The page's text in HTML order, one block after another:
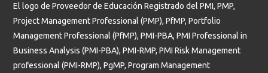
El logo de Proveedor de Educación Registrado del PMI, PMP,
Project Management Professional (PMP), PfMP, Portfolio
Management Professional (PfMP), PMI-PBA, PMI Professional in
Business Analysis (PMI-PBA), PMI-RMP, PMI Risk Management
professional (PMI-RMP), PgMP, Program Management